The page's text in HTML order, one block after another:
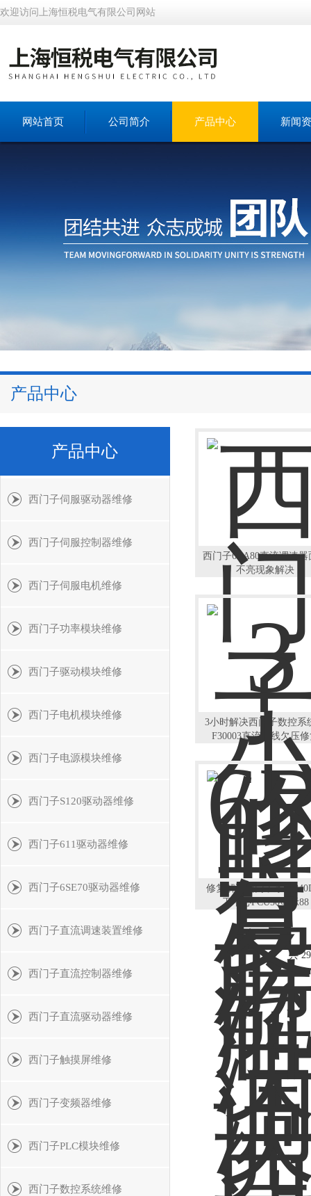
欢迎访问上海恒税电气有限公司网站
网站首页 公司简介 产品中心 新闻
产品中心
产品中心
西门子伺服驱动器维修
西门子伺服控制器维修
西门子伺服电机维修
西门子功率模块维修
西门子驱动模块维修
西门子电机模块维修
西门子电源模块维修
西门子S120驱动器维修
西门子611驱动器维修
西门子6SE70驱动器维修
西门子直流调速装置维修
西门子直流控制器维修
西门子直流驱动器维修
西门子触摸屏维修
西门子变频器维修
西门子PLC模块维修
西门子数控系统维修
西门子6RA80直流调速器
不亮现象解决
3小时解决西门子数控系
F30003直流母线欠压
修复解决西门子系统
工中心PCU50显示88
共